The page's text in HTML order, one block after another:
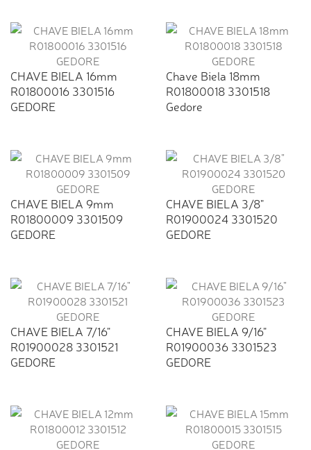
CHAVE BIELA 16mm
R01800016 3301516
GEDORE
Chave Biela 18mm
R01800018 3301518
Gedore
CHAVE BIELA 9mm
R01800009 3301509
GEDORE
CHAVE BIELA 3/8"
R01900024 3301520
GEDORE
CHAVE BIELA 7/16"
R01900028 3301521
GEDORE
CHAVE BIELA 9/16"
R01900036 3301523
GEDORE